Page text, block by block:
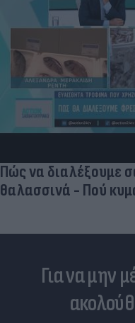
Πώς να διαλέξουμε
θαλασσινά - Πού
Για να μην